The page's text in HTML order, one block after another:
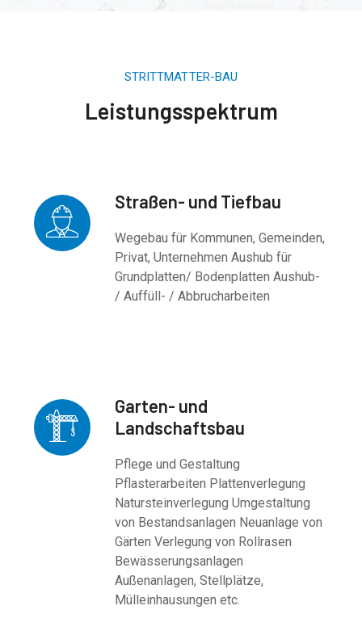
STRITTMATTER-BAU
Leistungsspektrum
Straßen- und Tiefbau
Wegebau für Kommunen, Gemeinden,
Privat, Unternehmen Aushub für
Grundplatten/ Bodenplatten Aushub-
/ Auffüll- / Abbrucharbeiten
Garten- und
Landschaftsbau
Pflege und Gestaltung
Pflasterarbeiten Plattenverlegung
Natursteinverlegung Umgestaltung
von Bestandsanlagen Neuanlage von
Gärten Verlegung von Rollrasen
Bewässerungsanlagen
Außenanlagen, Stellplätze,
Mülleinhausungen etc.